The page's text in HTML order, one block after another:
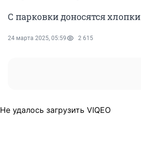
С парковки доносятся хлопки
24 марта 2025, 05:59 2 615
Не удалось загрузить VIQEO